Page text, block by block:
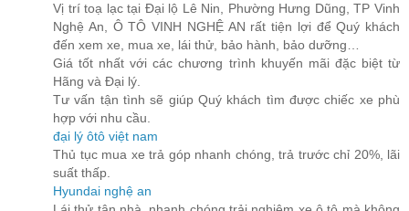
Vị trí toạ lạc tại Đại lộ Lê Nin, Phường Hưng Dũng, TP Vinh
Nghệ An, Ô TÔ VINH NGHỆ AN rất tiện lợi để Quý khách
đến xem xe, mua xe, lái thử, bảo hành, bảo dưỡng…
Giá tốt nhất với các chương trình khuyến mãi đặc biệt từ
Hãng và Đại lý.
Tư vấn tận tình sẽ giúp Quý khách tìm được chiếc xe phù
hợp với nhu cầu.
đại lý ôtô việt nam
Thủ tục mua xe trả góp nhanh chóng, trả trước chỉ 20%, lãi
suất thấp.
Hyundai nghệ an